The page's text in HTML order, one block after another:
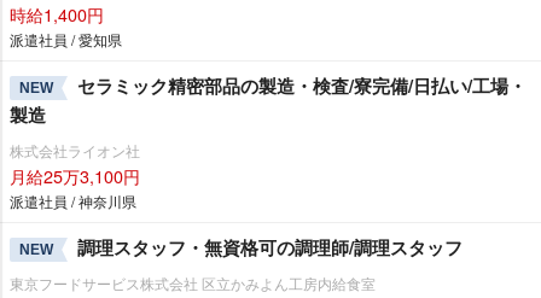
時給1,400円
派遣社員 / 愛知県
NEW
セラミック精密部品の製造・検査/寮完備/日払い/工場・
製造
株式会社ライオン社
月給25万3,100円
派遣社員 / 神奈川県
NEW 調理スタッフ・無資格可の調理師/調理スタッフ
東京フードサービス株式会社 区立かみよん工房内給食室